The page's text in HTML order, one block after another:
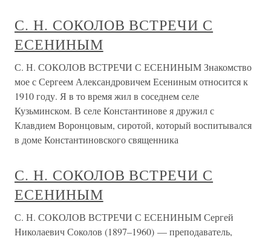
С. Н. СОКОЛОВ ВСТРЕЧИ С
ЕСЕНИНЫМ
С. Н. СОКОЛОВ ВСТРЕЧИ С ЕСЕНИНЫМ Знакомство
мое с Сергеем Александровичем Есениным относится к
1910 году. Я в то время жил в соседнем селе
Кузьминском. В селе Константинове я дружил с
Клавдием Воронцовым, сиротой, который воспитывался
в доме Константиновского священника
С. Н. СОКОЛОВ ВСТРЕЧИ С
ЕСЕНИНЫМ
С. Н. СОКОЛОВ ВСТРЕЧИ С ЕСЕНИНЫМ Сергей
Николаевич Соколов (1897–1960) — преподаватель,